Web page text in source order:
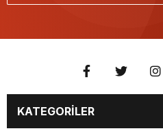
KATEGORİLER